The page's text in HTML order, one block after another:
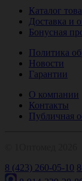
Каталог
Доставка и
Бонусная
Политика
Новости
Гарантии
О компании
Контакты
Публичная
8 (423) 260-05-10